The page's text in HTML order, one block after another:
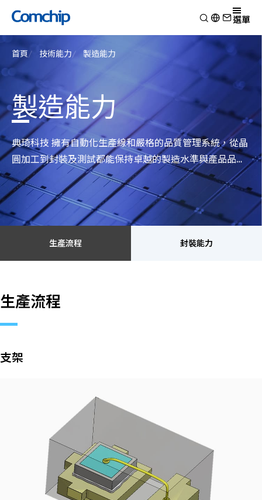
選單
產品
開關二極體
蕭特基二極體
靜電放電保護元件
瞬態電壓抑制二極體
整流二極體
電晶體
金氧半導體場效電晶體
齊納二極體
橋式整流器
高頻二極體
產品應用
檢視
消費電子
車用電子
Other
技術能力
研究與開發
生產製造
測試技術
EHS政策
品質與認證
關於典琦
檢視
關於典琦
典琦大事紀
代理商
新聞
檢視
公司新聞
產品新聞
公司活動
首頁 技術能力 製造能力
製造能力
典琦科技 擁有自動化生產線和嚴格的品質管理系統，從晶
圓加工到封裝及測試都能保持卓越的製造水準與產品品
質。
生產流程 封裝能力
生產流程
支架